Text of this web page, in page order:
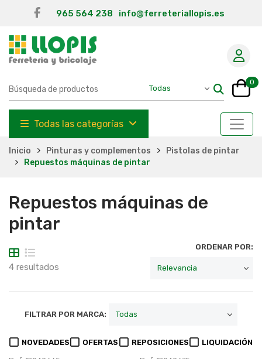
965 564 238 info@ferreteriallopis.es
0
Todas las categorías
Inicio Pinturas y complementos
Pistolas de pintar
Repuestos máquinas de pintar
Repuestos máquinas de
pintar
4 resultados
ORDENAR POR:
FILTRAR POR MARCA:
NOVEDADES OFERTAS REPOSICIONES LIQUIDACIÓN